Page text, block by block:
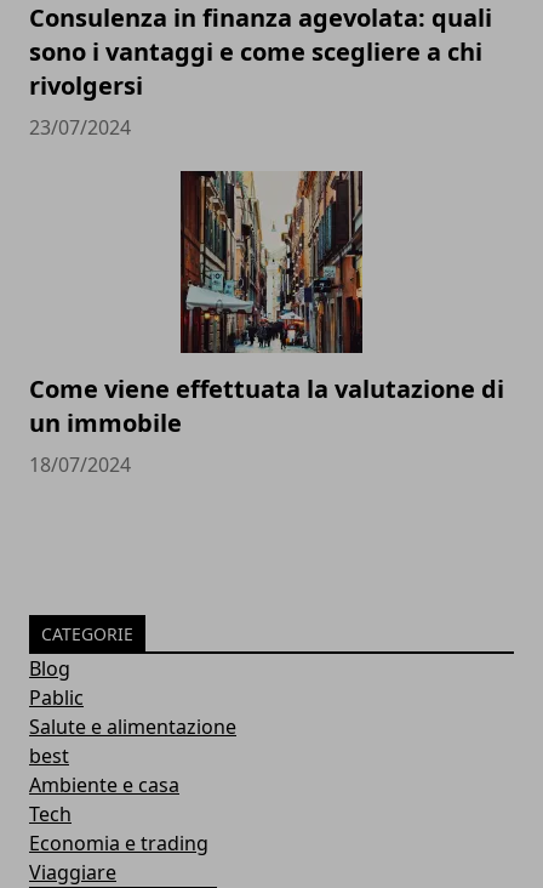
Consulenza in finanza agevolata: quali
sono i vantaggi e come scegliere a chi
rivolgersi
23/07/2024
Come viene effettuata la valutazione di
un immobile
18/07/2024
CATEGORIE
Blog
Pablic
Salute e alimentazione
best
Ambiente e casa
Tech
Economia e trading
Viaggiare